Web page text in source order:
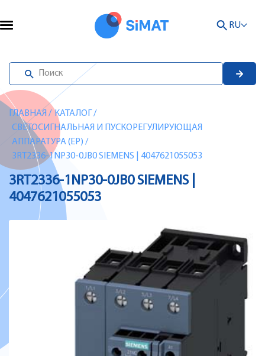
RU
ГЛАВНАЯ / КАТАЛОГ /
СВЕТОСИГНАЛЬНАЯ И ПУСКОРЕГУЛИРУЮЩАЯ
АППАРАТУРА (EP) /
3RT2336-1NP30-0JB0 SIEMENS | 4047621055053
3RT2336-1NP30-0JB0 SIEMENS |
4047621055053